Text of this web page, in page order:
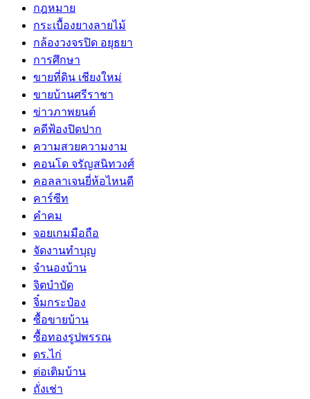
กฎหมาย
กระเบื้องยางลายไม้
กล้องวงจรปิด อยุธยา
การศึกษา
ขายที่ดิน เชียงใหม่
ขายบ้านศรีราชา
ข่าวภาพยนต์
คดีฟ้องปิดปาก
ความสวยความงาม
คอนโด จรัญสนิทวงศ์
คอลลาเจนยี่ห้อไหนดี
คาร์ซีท
คำคม
จอยเกมมือถือ
จัดงานทำบุญ
จำนองบ้าน
จิตบำบัด
จิ๋มกระป๋อง
ซื้อขายบ้าน
ซื้อทองรูปพรรณ
ดร.ไก่
ต่อเติมบ้าน
ถั่งเช่า